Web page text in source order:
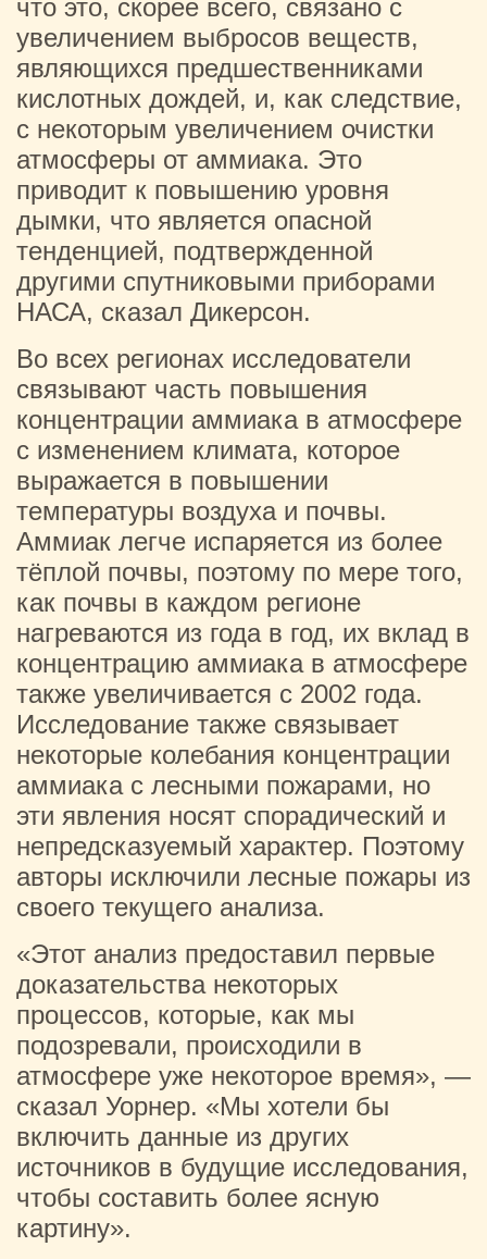
что это, скорее всего, связано с
увеличением выбросов веществ,
являющихся предшественниками
кислотных дождей, и, как следствие,
с некоторым увеличением очистки
атмосферы от аммиака. Это
приводит к повышению уровня
дымки, что является опасной
тенденцией, подтвержденной
другими спутниковыми приборами
НАСА, сказал Дикерсон.
Во всех регионах исследователи
связывают часть повышения
концентрации аммиака в атмосфере
с изменением климата, которое
выражается в повышении
температуры воздуха и почвы.
Аммиак легче испаряется из более
тёплой почвы, поэтому по мере того,
как почвы в каждом регионе
нагреваются из года в год, их вклад в
концентрацию аммиака в атмосфере
также увеличивается с 2002 года.
Исследование также связывает
некоторые колебания концентрации
аммиака с лесными пожарами, но
эти явления носят спорадический и
непредсказуемый характер. Поэтому
авторы исключили лесные пожары из
своего текущего анализа.
«Этот анализ предоставил первые
доказательства некоторых
процессов, которые, как мы
подозревали, происходили в
атмосфере уже некоторое время», —
сказал Уорнер. «Мы хотели бы
включить данные из других
источников в будущие исследования,
чтобы составить более ясную
картину».